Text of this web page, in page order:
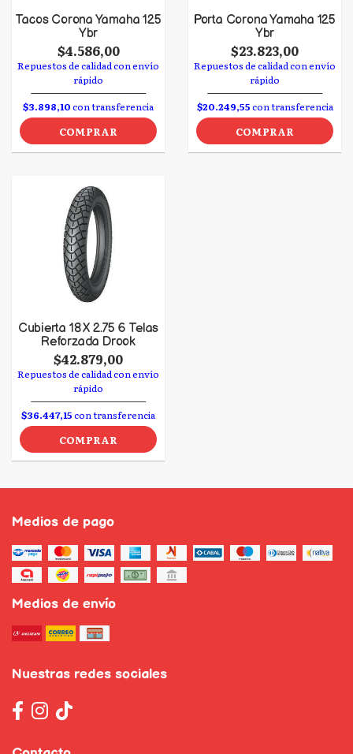
Tacos Corona Yamaha 125
Ybr
$4.586,00
Repuestos de calidad con envío
rápido
$3.898,10con transferencia
COMPRAR
Porta Corona Yamaha 125
Ybr
$23.823,00
Repuestos de calidad con envío
rápido
$20.249,55con transferencia
COMPRAR
Cubierta 18 X 2.75 6 Telas
Reforzada Drook
$42.879,00
Repuestos de calidad con envío
rápido
$36.447,15con transferencia
COMPRAR
Medios de pago
Medios de envío
Nuestras redes sociales